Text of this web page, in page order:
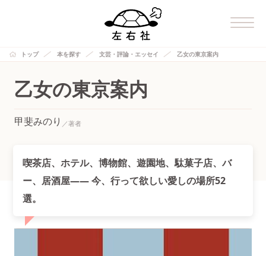
トップ 本を探す 文芸・評論・エッセイ 乙女の東京案内
乙女の東京案内
甲斐みのり
喫茶店、ホテル、博物館、遊園地、駄菓子店、バ
ー、居酒屋—— 今、行って欲しい愛しの場所52
選。